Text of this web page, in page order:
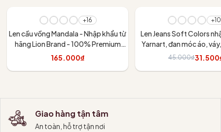
+16
Len cầu vồng Mandala - Nhập khẩu từ
hãng Lion Brand - 100% Premium
Acrylic - 150gram dài 173m
165.000₫
+10
Len Jeans Soft Colors
Yarnart, đan móc áo,
thú
45.000₫
Giao hàng tận tâm
An toàn, hỗ trợ tận nơi